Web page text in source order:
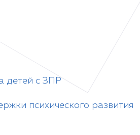
детей с ЗПР
психического развития